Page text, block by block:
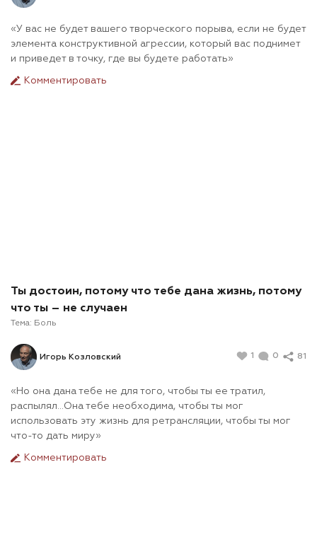
«У вас не будет вашего творческого порыва, если не будет
элемента конструктивной агрессии, который вас поднимет
и приведет в точку, где вы будете работать»
Комментировать
Ты достоин, потому что тебе дана жизнь, потому
что ты – не случаен
Тема: Боль
Игорь Козловский 1 0 81
«Но она дана тебе не для того, чтобы ты ее тратил,
распылял…Она тебе необходима, чтобы ты мог
использовать эту жизнь для ретрансляции, чтобы ты мог
что-то дать миру»
Комментировать